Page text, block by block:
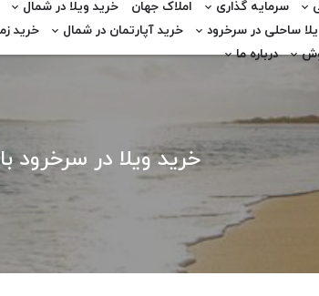
سرمایه گذاری املاک جهان خرید ویلا در شمال
ساحلی در سرخرود خرید آپارتمان در شمال خرید
درباره ما
خرید ویلا در سرخرود